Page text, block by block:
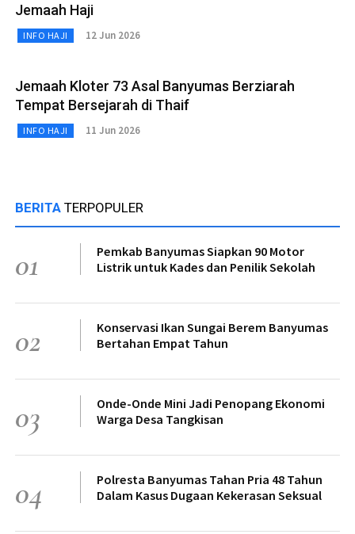
Jemaah Haji
INFO HAJI 12 Jun 2026
Jemaah Kloter 73 Asal Banyumas Berziarah
Tempat Bersejarah di Thaif
INFO HAJI 11 Jun 2026
BERITA TERPOPULER
01
Pemkab Banyumas Siapkan 90 Motor
Listrik untuk Kades dan Penilik Sekolah
02
Konservasi Ikan Sungai Berem Banyumas
Bertahan Empat Tahun
03
Onde-Onde Mini Jadi Penopang Ekonomi
Warga Desa Tangkisan
04
Polresta Banyumas Tahan Pria 48 Tahun
Dalam Kasus Dugaan Kekerasan Seksual